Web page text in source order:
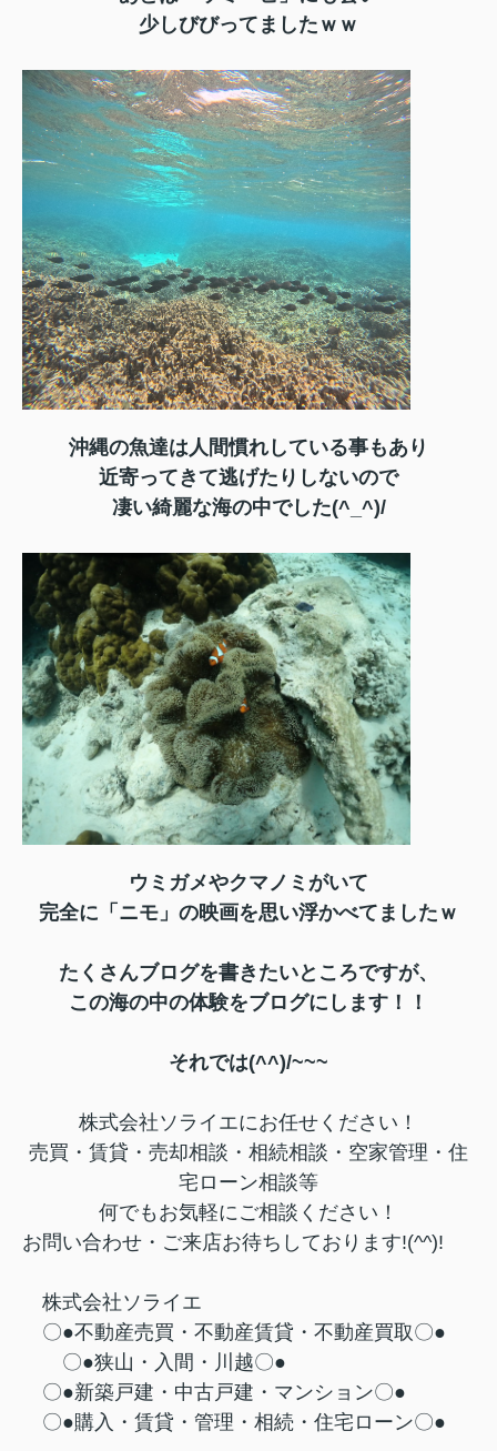
少しびびってましたｗｗ
沖縄の魚達は人間慣れしている事もあり
近寄ってきて逃げたりしないので
凄い綺麗な海の中でした(^_^)/
ウミガメやクマノミがいて
完全に「ニモ」の映画を思い浮かべてましたｗ
たくさんブログを書きたいところですが、
この海の中の体験をブログにします！！
それでは(^^)/~~~
株式会社ソライエにお任せください！
売買・賃貸・売却相談・相続相談・ 空家管理・住
宅ローン相談等
何でもお気軽にご相談ください！
お問い合わせ・ご来店お待ちしております!(^^)!
株式会社ソライエ
〇●不動産売買・不動産賃貸・不動産買取〇●
〇●狭山・入間・川越〇●
〇●新築戸建・中古戸建・マンション〇●
〇●購入・賃貸・管理・相続・住宅ローン〇●